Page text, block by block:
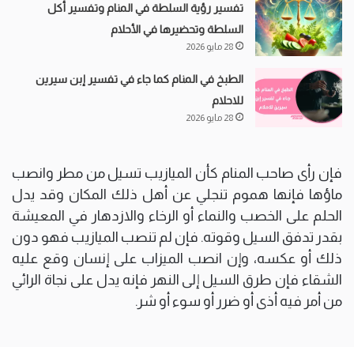
تفسير رؤية السلطة في المنام وتفسير أكل
السلطة وتحضيرها في الأحلام
28 مايو 2026
الطبخ في المنام كما جاء في تفسير إبن سيرين
للاحلام
28 مايو 2026
فإن رأى صاحب المنام كأن الميازيب تسيل من مطر وانصب
ماؤها فإنها هموم تنجلي عن أهل ذلك المكان وقد يدل
الحلم على الخصب والنماء أو الرخاء والازدهار في المعيشة
بقدر تدفق السيل وقوته. فإن لم تنصب الميازيب فهو دون
ذلك أو عكسه، وإن انصب الميزاب على إنسان وقع عليه
الشقاء فإن طرق السيل إلى النهر فإنه يدل على نجاة الرائي
من أمر فيه أذى أو ضرر أو سوء أو شر.